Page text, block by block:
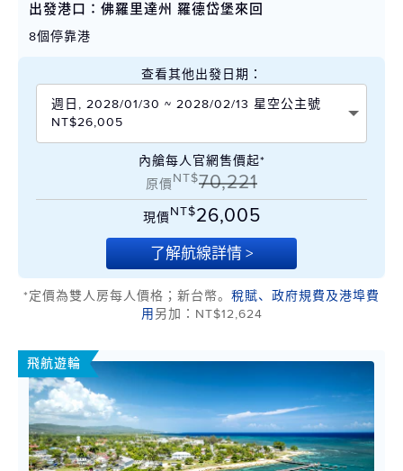
出發港口：佛羅里達州 羅德岱堡來回
8個停靠港
查看其他出發日期：
週日, 2028/01/30 ~ 2028/02/13 星空公主號
NT$26,005
內艙每人官網售價起*
原價NT$70,221
現價NT$26,005
了解航線詳情 >
*定價為雙人房每人價格；新台幣。 稅賦、政府規費及港埠費
用 另加：NT$12,624
飛航遊輪